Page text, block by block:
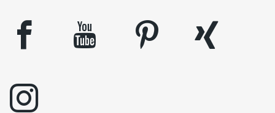
facebook youtube pinterest
xing
instagram